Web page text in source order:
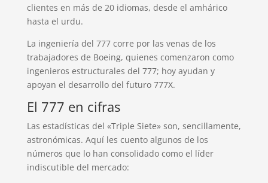
clientes en más de 20 idiomas, desde el amhárico
hasta el urdu.
La ingeniería del 777 corre por las venas de los
trabajadores de Boeing, quienes comenzaron como
ingenieros estructurales del 777; hoy ayudan y
apoyan el desarrollo del futuro 777X.
El 777 en cifras
Las estadísticas del «Triple Siete» son, sencillamente,
astronómicas. Aquí les cuento algunos de los
números que lo han consolidado como el líder
indiscutible del mercado: